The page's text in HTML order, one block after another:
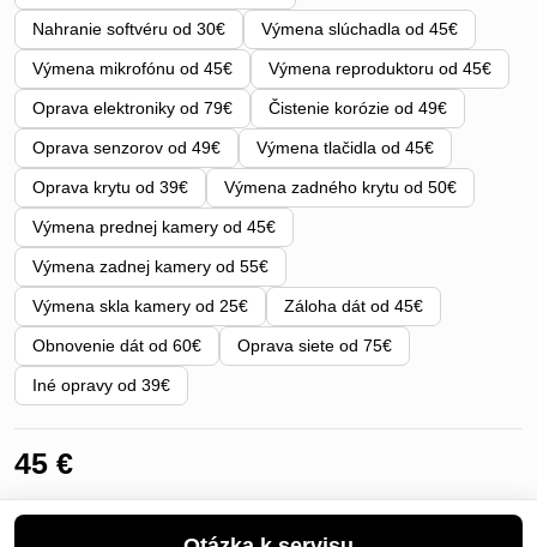
Nahranie softvéru od 30€ Výmena slúchadla od 45€
Výmena mikrofónu od 45€ Výmena reproduktoru od 45€
Oprava elektroniky od 79€ Čistenie korózie od 49€
Oprava senzorov od 49€ Výmena tlačidla od 45€
Oprava krytu od 39€ Výmena zadného krytu od 50€
Výmena prednej kamery od 45€
Výmena zadnej kamery od 55€
Výmena skla kamery od 25€ Záloha dát od 45€
Obnovenie dát od 60€ Oprava siete od 75€
Iné opravy od 39€
45 €